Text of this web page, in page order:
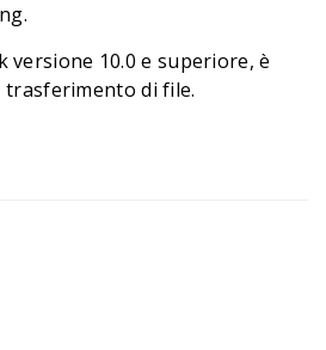
versione 10.0 e superiore, è
di file.